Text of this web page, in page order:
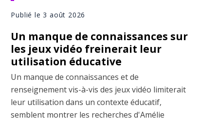
Publié le 3 août 2026
Un manque de connaissances sur
les jeux vidéo freinerait leur
utilisation éducative
Un manque de connaissances et de
renseignement vis-à-vis des jeux vidéo limiterait
leur utilisation dans un contexte éducatif,
semblent montrer les recherches d'Amélie